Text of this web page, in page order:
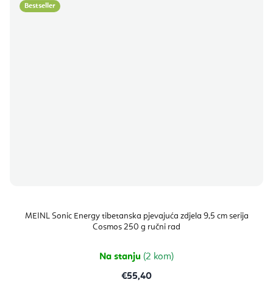
Bestseller
MEINL Sonic Energy tibetanska pjevajuća zdjela 9,5 cm serija
Cosmos 250 g ručni rad
Na stanju (2 kom)
€55,40